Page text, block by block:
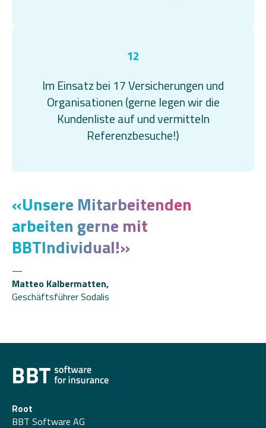
12
Im Einsatz bei 17 Versicherungen und
Organisationen (gerne legen wir die
Kundenliste auf und vermitteln
Referenzbesuche!)
«Unsere Mitarbeitenden
arbeiten gerne mit
BBTIndividual!»
Matteo Kalbermatten,
Geschäftsführer Sodalis
Root
BBT Software AG